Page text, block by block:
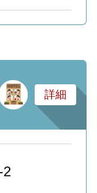
サ
詳細
2